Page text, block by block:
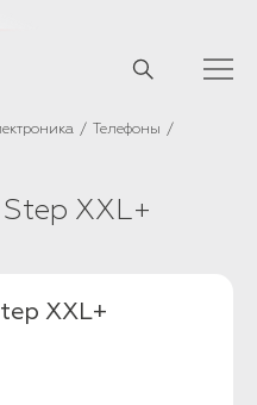
Телефоны
XXL+
XXL+